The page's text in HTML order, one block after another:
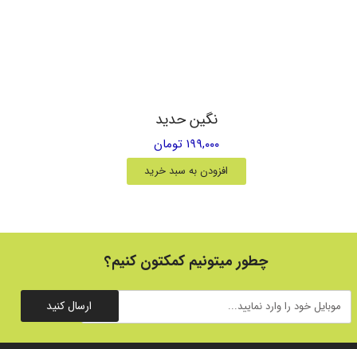
نگین حدید
۱۹۹,۰۰۰ تومان
افزودن به سبد خرید
چطور میتونیم کمکتون کنیم؟
ارسال کنید